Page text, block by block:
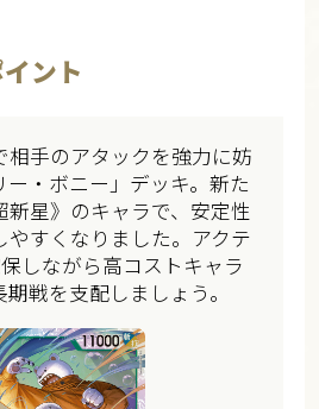
ント
相手のアタックを強力に妨
・ボニー」デッキ。新た
新星》のキャラで、安定性
やすくなりました。アクテ
しながら高コストキャラ
戦を支配しましょう。